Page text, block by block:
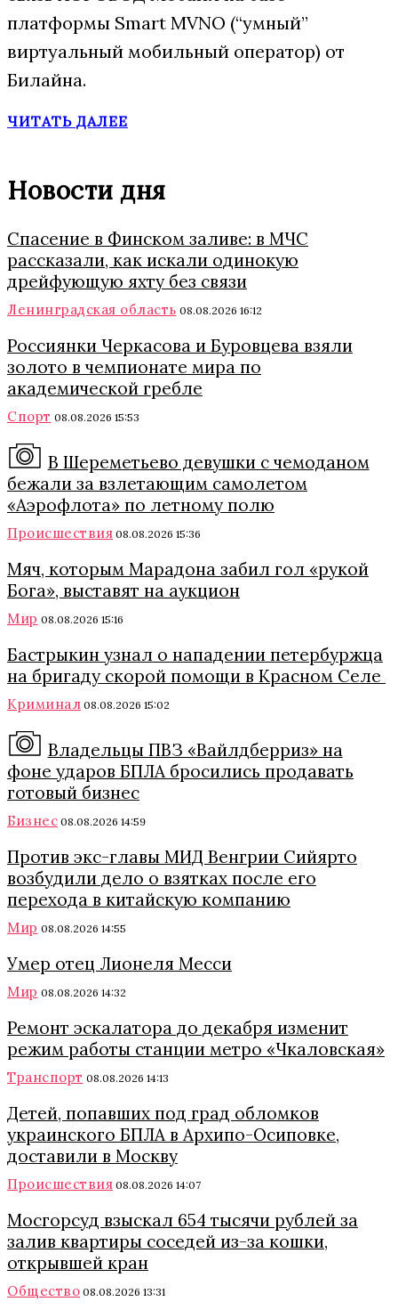
платформы Smart MVNO (“умный”
виртуальный мобильный оператор) от
Билайна.
ЧИТАТЬ ДАЛЕЕ
Новости дня
Спасение в Финском заливе: в МЧС
рассказали, как искали одинокую
дрейфующую яхту без связи
Ленинградская область 08.08.2026 16:12
Россиянки Черкасова и Буровцева взяли
золото в чемпионате мира по
академической гребле
Спорт 08.08.2026 15:53
В Шереметьево девушки с чемоданом
бежали за взлетающим самолетом
«Аэрофлота» по летному полю
Происшествия 08.08.2026 15:36
Мяч, которым Марадона забил гол «рукой
Бога», выставят на аукцион
Мир 08.08.2026 15:16
Бастрыкин узнал о нападении петербуржца
на бригаду скорой помощи в Красном Селе
Криминал 08.08.2026 15:02
Владельцы ПВЗ «Вайлдберриз» на
фоне ударов БПЛА бросились продавать
готовый бизнес
Бизнес 08.08.2026 14:59
Против экс-главы МИД Венгрии Сийярто
возбудили дело о взятках после его
перехода в китайскую компанию
Мир 08.08.2026 14:55
Умер отец Лионеля Месси
Мир 08.08.2026 14:32
Ремонт эскалатора до декабря изменит
режим работы станции метро «Чкаловская»
Транспорт 08.08.2026 14:13
Детей, попавших под град обломков
украинского БПЛА в Архипо-Осиповке,
доставили в Москву
Происшествия 08.08.2026 14:07
Мосгорсуд взыскал 654 тысячи рублей за
залив квартиры соседей из-за кошки,
открывшей кран
Общество 08.08.2026 13:31